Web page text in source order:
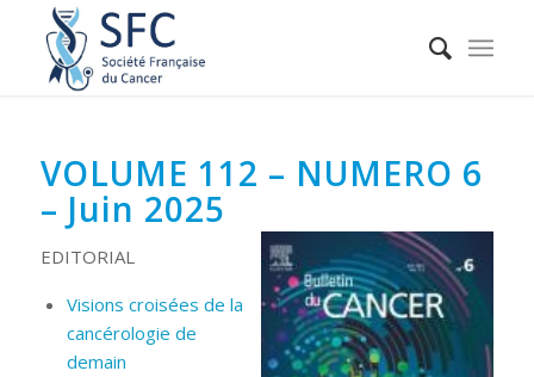
VOLUME 112 – NUMERO 6
– Juin 2025
EDITORIAL
Visions croisées de la
cancérologie de
demain